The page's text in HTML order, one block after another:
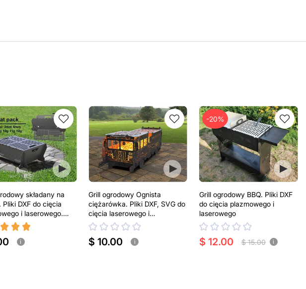
składany na
Pliki DXF do cięcia
i laserowego.
grill
i
Grill ogrodowy Ognista
ciężarówka. Pliki DXF, SVG do
cięcia laserowego i
plazmowego
$ 10.00 i
-20%
Grill ogrodowy BBQ. Pliki DXF
do cięcia plazmowego i
laserowego
$ 12.00 $ 15.00 i